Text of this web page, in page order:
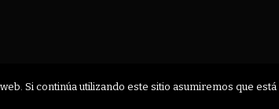
POLITICA DE COOKIES CONDICIONS DE VENDA
Si continúa utilizando este sitio asumiremos que está